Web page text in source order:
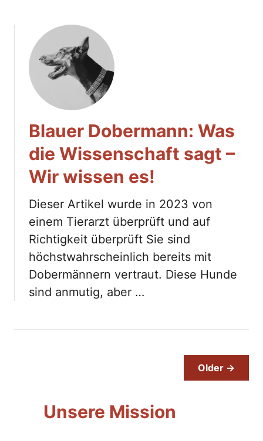
Blauer Dobermann: Was
die Wissenschaft sagt –
Wir wissen es!
Dieser Artikel wurde in 2023 von
einem Tierarzt überprüft und auf
Richtigkeit überprüft Sie sind
höchstwahrscheinlich bereits mit
Dobermännern vertraut. Diese Hunde
sind anmutig, aber …
Older →
Unsere Mission